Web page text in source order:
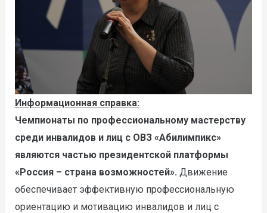
Информационная справка:
Чемпионаты по профессиональному мастерству
среди инвалидов и лиц с ОВЗ «Абилимпикс»
являются частью президентской платформы
«Россия – страна возможностей». Движение
обеспечивает эффективную профессиональную
ориентацию и мотивацию инвалидов и лиц с